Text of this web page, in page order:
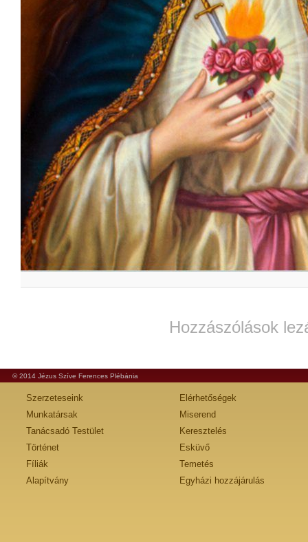
Hozzászólások
© 2014 Jézus Szíve Ferences Plébánia
Szerzeteseink
Munkatársak
Tanácsadó Testület
Történet
Fíliák
Alapítvány
Elérhetőségek
Miserend
Keresztelés
Esküvő
Temetés
Egyházi hozzájárulás